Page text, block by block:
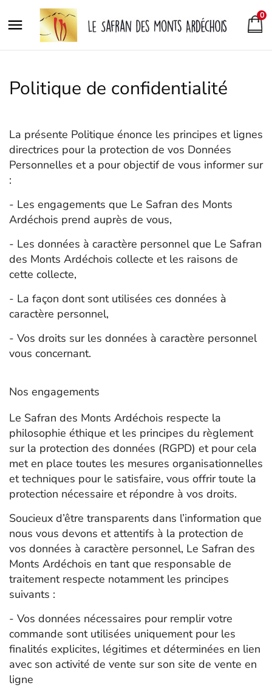

0
Politique de confidentialité
La présente Politique énonce les principes et lignes
directrices pour la protection de vos Données
Personnelles et a pour objectif de vous informer sur
:
- Les engagements que Le Safran des Monts
Ardéchois prend auprès de vous,
- Les données à caractère personnel que Le Safran
des Monts Ardéchois collecte et les raisons de
cette collecte,
- La façon dont sont utilisées ces données à
caractère personnel,
- Vos droits sur les données à caractère personnel
vous concernant.
Nos engagements
Le Safran des Monts Ardéchois respecte la
philosophie éthique et les principes du règlement
sur la protection des données (RGPD) et pour cela
met en place toutes les mesures organisationnelles
et techniques pour le satisfaire, vous offrir toute la
protection nécessaire et répondre à vos droits.
Soucieux d’être transparents dans l’information que
nous vous devons et attentifs à la protection de
vos données à caractère personnel, Le Safran des
Monts Ardéchois en tant que responsable de
traitement respecte notamment les principes
suivants :
- Vos données nécessaires pour remplir votre
commande sont utilisées uniquement pour les
finalités explicites, légitimes et déterminées en lien
avec son activité de vente sur son site de vente en
ligne